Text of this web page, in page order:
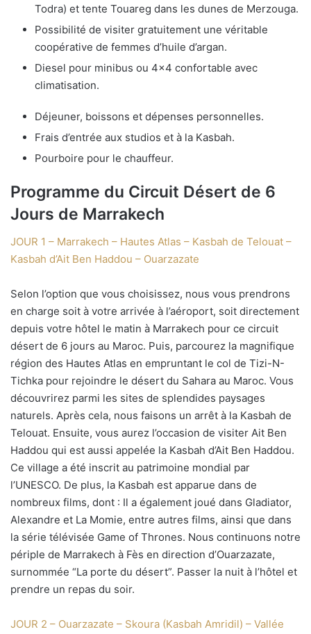
Todra) et tente Touareg dans les dunes de Merzouga.
Possibilité de visiter gratuitement une véritable
coopérative de femmes d’huile d’argan.
Diesel pour minibus ou 4×4 confortable avec
climatisation.
Déjeuner, boissons et dépenses personnelles.
Frais d’entrée aux studios et à la Kasbah.
Pourboire pour le chauffeur.
Programme du Circuit Désert de 6
Jours de Marrakech
JOUR 1 – Marrakech – Hautes Atlas – Kasbah de Telouat –
Kasbah d’Ait Ben Haddou – Ouarzazate
Selon l’option que vous choisissez, nous vous prendrons
en charge soit à votre arrivée à l’aéroport, soit directement
depuis votre hôtel le matin à Marrakech pour ce circuit
désert de 6 jours au Maroc. Puis, parcourez la magnifique
région des Hautes Atlas en empruntant le col de Tizi-N-
Tichka pour rejoindre le désert du Sahara au Maroc. Vous
découvrirez parmi les sites de splendides paysages
naturels. Après cela, nous faisons un arrêt à la Kasbah de
Telouat. Ensuite, vous aurez l’occasion de visiter Ait Ben
Haddou qui est aussi appelée la Kasbah d’Ait Ben Haddou.
Ce village a été inscrit au patrimoine mondial par
l’UNESCO. De plus, la Kasbah est apparue dans de
nombreux films, dont : Il a également joué dans Gladiator,
Alexandre et La Momie, entre autres films, ainsi que dans
la série télévisée Game of Thrones. Nous continuons notre
périple de Marrakech à Fès en direction d’Ouarzazate,
surnommée “La porte du désert”. Passer la nuit à l’hôtel et
prendre un repas du soir.
JOUR 2 – Ouarzazate – Skoura (Kasbah Amridil) – Vallée